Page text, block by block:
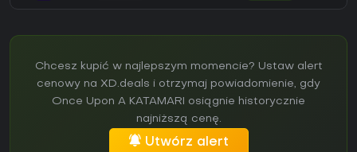
Chcesz kupić w najlepszym momencie? Ustaw alert
cenowy na XD.deals i otrzymaj powiadomienie, gdy
Once Upon A KATAMARI osiągnie historycznie
najniższą cenę.
Utwórz alert